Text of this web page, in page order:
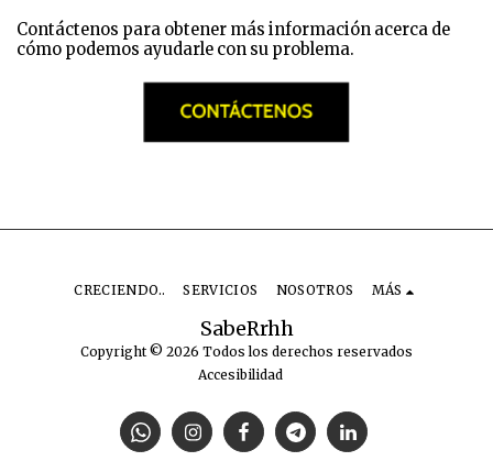
Contáctenos para obtener más información acerca de
cómo podemos ayudarle con su problema.
SabeRrhh
Copyright © 2026 Todos los derechos reservados
Accesibilidad
CRECIENDO.. SERVICIOS NOSOTROS MÁS